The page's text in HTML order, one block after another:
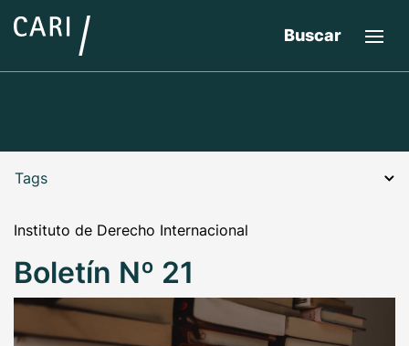
Buscar
Instituto de Derecho Internacional
Boletín Nº 21
Tags